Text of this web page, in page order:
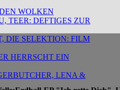
WOLKEN
TEER: DEFTIGES ZUR
DIE SELEKTION: FILM
HERRSCHT EIN
LENA &